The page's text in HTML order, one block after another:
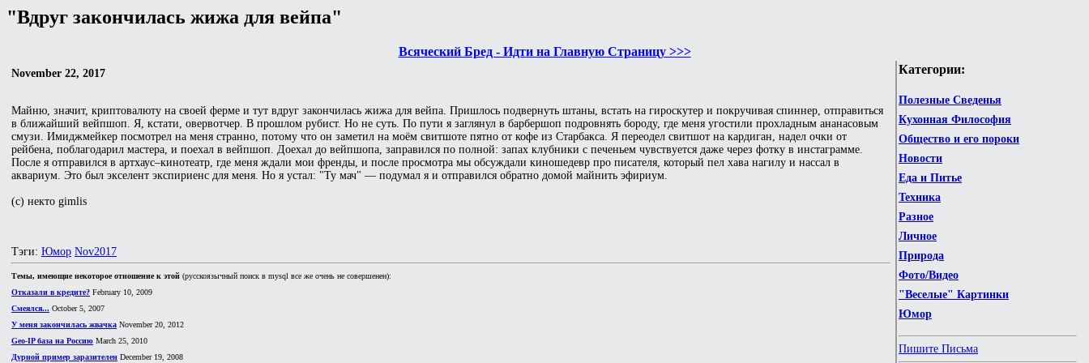
"Вдруг закончилась жижа для вейпа"
Всяческий Бред - Идти на Главную Страницу >>>
Категории:
Полезные Сведенья
Кухонная Философия
Общество и его пороки
Новости
Еда и Питье
Техника
Разное
Личное
Природа
Фото/Видео
"Веселые" Картинки
Юмор
Пишите Письма
November 22, 2017
Майню, значит, криптовалюту на своей ферме и тут вдруг закончилась жижа для вейпа. Пришлось подвернуть штаны, встать на гироскутер и покручивая спиннер, отправиться
в ближайший вейпшоп. Я, кстати, овервотчер. В прошлом рубист. Но не суть. По пути я заглянул в барбершоп подровнять бороду, где меня угостили прохладным ананасовым
смузи. Имиджмейкер посмотрел на меня странно, потому что он заметил на моём свитшоте пятно от кофе из Старбакса. Я переодел свитшот на кардиган, надел очки от
рейбена, поблагодарил мастера, и поехал в вейпшоп. Доехал до вейпшопа, заправился по полной: запах клубники с печеньем чувствуется даже через фотку в инстаграмме.
После я отправился в артхаус–кинотеатр, где меня ждали мои френды, и после просмотра мы обсуждали киношедевр про писателя, который пел хава нагилу и нассал в
аквариум. Это был экселент экспириенс для меня. Но я устал: "Ту мач" — подумал я и отправился обратно домой майнить эфириум.
(c) некто gimlis
Тэги: Юмор Nov2017
Темы, имеющие некоторое отношение к этой (русскоязычный поиск в mysql все же очень не совершенен):
Отказали в кредите? February 10, 2009
Смеялся... October 5, 2007
У меня закончилась жвачка November 20, 2012
Geo-IP база на Россию March 25, 2010
Дурной пример заразителен December 19, 2008